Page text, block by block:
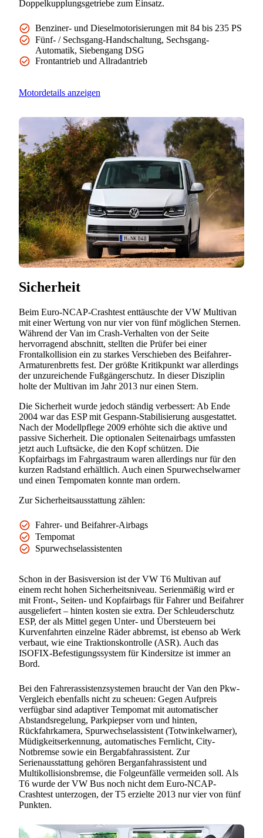
Doppelkupplungsgetriebe zum Einsatz.
Benziner- und Dieselmotorisierungen mit 84 bis 235 PS
Fünf- / Sechsgang-Handschaltung, Sechsgang-
Automatik, Siebengang DSG
Frontantrieb und Allradantrieb
Motordetails anzeigen
Sicherheit
Beim Euro-NCAP-Crashtest enttäuschte der VW Multivan
mit einer Wertung von nur vier von fünf möglichen Sternen.
Während der Van im Crash-Verhalten von der Seite
hervorragend abschnitt, stellten die Prüfer bei einer
Frontalkollision ein zu starkes Verschieben des Beifahrer-
Armaturenbretts fest. Der größte Kritikpunkt war allerdings
der unzureichende Fußgängerschutz. In dieser Disziplin
holte der Multivan im Jahr 2013 nur einen Stern.
Die Sicherheit wurde jedoch ständig verbessert: Ab Ende
2004 war das ESP mit Gespann-Stabilisierung ausgestattet.
Nach der Modellpflege 2009 erhöhte sich die aktive und
passive Sicherheit. Die optionalen Seitenairbags umfassten
jetzt auch Luftsäcke, die den Kopf schützen. Die
Kopfairbags im Fahrgastraum waren allerdings nur für den
kurzen Radstand erhältlich. Auch einen Spurwechselwarner
und einen Tempomaten konnte man ordern.
Zur Sicherheitsausstattung zählen:
Fahrer- und Beifahrer-Airbags
Tempomat
Spurwechselassistenten
Schon in der Basisversion ist der VW T6 Multivan auf
einem recht hohen Sicherheitsniveau. Serienmäßig wird er
mit Front-, Seiten- und Kopfairbags für Fahrer und Beifahrer
ausgeliefert – hinten kosten sie extra. Der Schleuderschutz
ESP, der als Mittel gegen Unter- und Übersteuern bei
Kurvenfahrten einzelne Räder abbremst, ist ebenso ab Werk
verbaut, wie eine Traktionskontrolle (ASR). Auch das
ISOFIX-Befestigungssystem für Kindersitze ist immer an
Bord.
Bei den Fahrerassistenzsystemen braucht der Van den Pkw-
Vergleich ebenfalls nicht zu scheuen: Gegen Aufpreis
verfügbar sind adaptiver Tempomat mit automatischer
Abstandsregelung, Parkpiepser vorn und hinten,
Rückfahrkamera, Spurwechselassistent (Totwinkelwarner),
Müdigkeitserkennung, automatisches Fernlicht, City-
Notbremse sowie ein Bergabfahrassistent. Zur
Serienausstattung gehören Berganfahrassistent und
Multikollisionsbremse, die Folgeunfälle vermeiden soll. Als
T6 wurde der VW Bus noch nicht dem Euro-NCAP-
Crashtest unterzogen, der T5 erzielte 2013 nur vier von fünf
Punkten.